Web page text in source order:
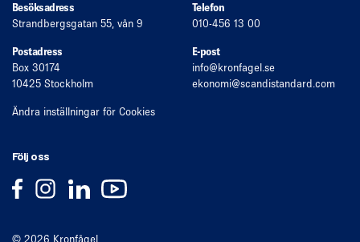
Besöksadress
Strandbergsgatan 55, vån 9
Telefon
010-456 13 00
Postadress
Box 30174
10425 Stockholm
Ändra inställningar för Cookies
E-post
info@kronfagel.se
ekonomi@scandistandard.com
Följ oss
© 2026 Kronfågel